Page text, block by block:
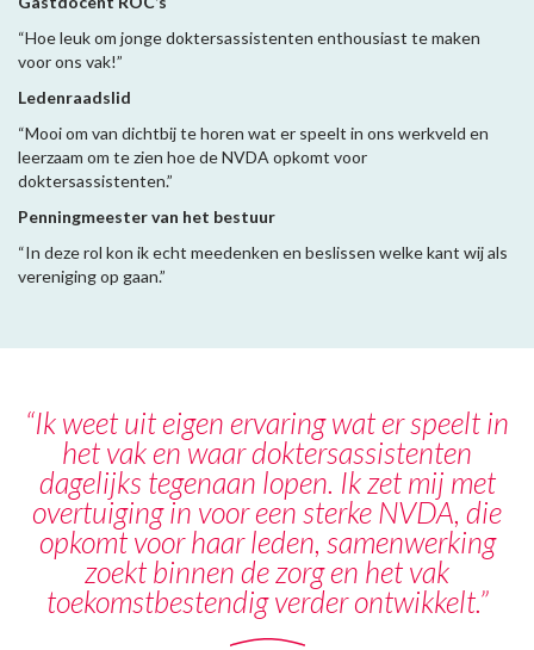
“Hoe leuk om jonge doktersassistenten enthousiast te maken
voor ons vak!”
Ledenraadslid
“Mooi om van dichtbij te horen wat er speelt in ons werkveld en
leerzaam om te zien hoe de NVDA opkomt voor
doktersassistenten.”
Penningmeester van het bestuur
“In deze rol kon ik echt meedenken en beslissen welke kant wij als
vereniging op gaan.”
“Ik weet uit eigen ervaring wat er speelt in
het vak en waar doktersassistenten
dagelijks tegenaan lopen. Ik zet mij met
overtuiging in voor een sterke NVDA, die
opkomt voor haar leden, samenwerking
zoekt binnen de zorg en het vak
toekomstbestendig verder ontwikkelt.”